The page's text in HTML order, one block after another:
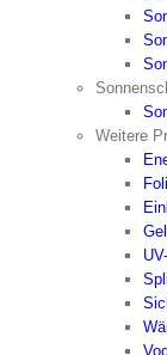
Weitere